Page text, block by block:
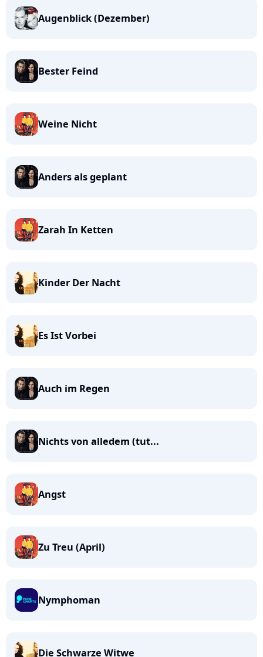
Augenblick (Dezember)
Bester Feind
Weine Nicht
Anders als geplant
Zarah In Ketten
Kinder Der Nacht
Es Ist Vorbei
Auch im Regen
Nichts von alledem (tut...
Angst
Zu Treu (April)
Nymphoman
Die Schwarze Witwe